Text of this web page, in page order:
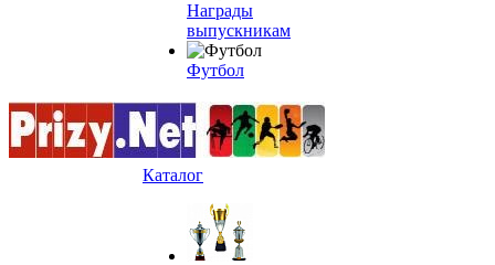
Награды
выпускникам
Футбол
Каталог